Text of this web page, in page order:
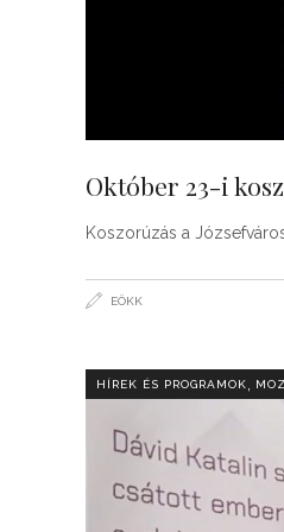
Október 23-i
Koszorúzás a
EÖKK
HÍREK ÉS PROGRAMOK